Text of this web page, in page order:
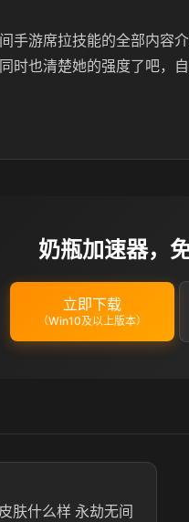
手游席拉技能的全部内容
时也清楚她的强度了吧，
奶瓶加速器，
立即下载
（Win10及以上版本）
肤什么样 永劫无间